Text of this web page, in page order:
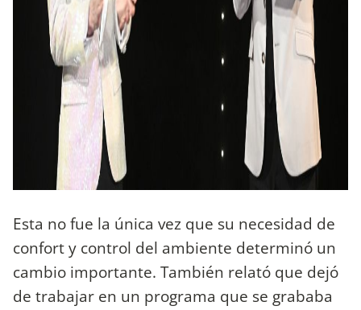
Esta no fue la única vez que su necesidad de
confort y control del ambiente determinó un
cambio importante. También relató que dejó
de trabajar en un programa que se grababa